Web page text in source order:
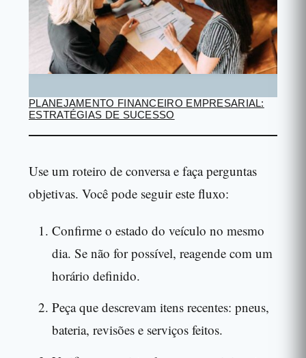
PLANEJAMENTO FINANCEIRO EMPRESARIAL:
ESTRATÉGIAS DE SUCESSO
Use um roteiro de conversa e faça perguntas
objetivas. Você pode seguir este fluxo:
Confirme o estado do veículo no mesmo
dia. Se não for possível, reagende com um
horário definido.
Peça que descrevam itens recentes: pneus,
bateria, revisões e serviços feitos.